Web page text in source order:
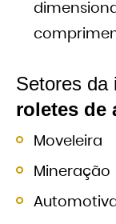
Setores da
roletes de
Moveleira
Mineração